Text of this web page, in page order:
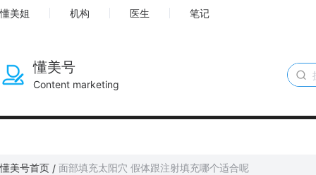
懂美姐 机构 医生 笔记
懂美号
Content marketing
懂美号首页 / 面部填充太阳穴 假体跟注射填充哪个适合呢